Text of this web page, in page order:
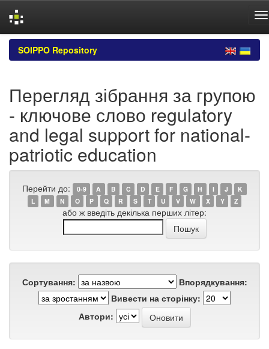
Skip
navigation
SOIPPO Repository
Перегляд зібрання за групою
- ключове слово regulatory
and legal support for national-
patriotic education
Перейти до: 0-9 A B C D E F G H I J
K
L
M N O P Q R S T U V W X Y Z
або ж введіть декілька перших літер:
Сортування:
Впорядкування:
Вивести на сторінку:
Автори: